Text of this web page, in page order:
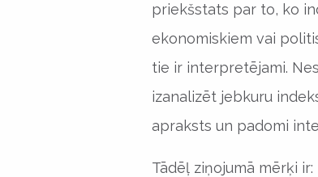
priekšstats par to, ko
ekonomiskiem vai
tie ir interpretējami.
izanalizēt jebkuru
apraksts un padomi
Tādēļ ziņojumā mērķi ir: